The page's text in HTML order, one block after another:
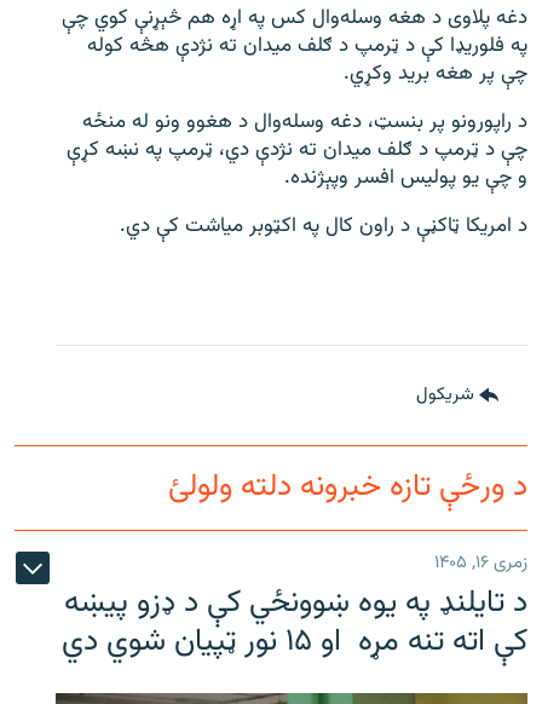
دغه پلاوی د هغه وسله‌وال کس په اړه هم څېړنې کوي چې
په فلوریډا کې د ټرمپ د ګلف میدان ته نژدې هڅه کوله
چې پر هغه برید وکړي.
د راپورونو پر بنسټ، دغه وسله‌وال د هغوو ونو له منځه
چې د ټرمپ د ګلف میدان ته نژدې دي، ټرمپ په نښه کړې
و چې یو پولیس افسر وپېژنده.
د امریکا ټاکڼې د راون کال په اکټوبر میاشت کې دي.
شريکول
د ورځې تازه خبرونه دلته ولولئ
زمری ۱۶, ۱۴۰۵
د تایلنډ په یوه ښوونځي کې د ډزو پیښه
کې اته تنه مړه او ۱۵ نور ټپیان شوي دي